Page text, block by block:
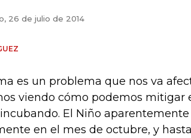
26 de julio de 2014
es un problema que nos va
viendo cómo podemos mitigar
El Niño
en el mes de octubre, y